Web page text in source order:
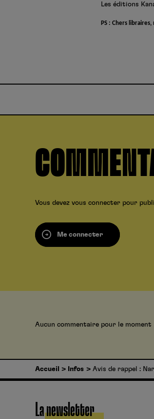
Les éditions
PS : Chers
Vous devez vous connecter pour
Me connecter
Aucun commentaire pour le moment
Accueil Infos Avis de rappel :
La newsletter